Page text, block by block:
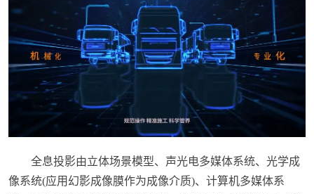
全息投影由立体场景模型、声光电多媒体系统、光学成
像系统(应用幻影成像膜作为成像介质)、计算机多媒体系